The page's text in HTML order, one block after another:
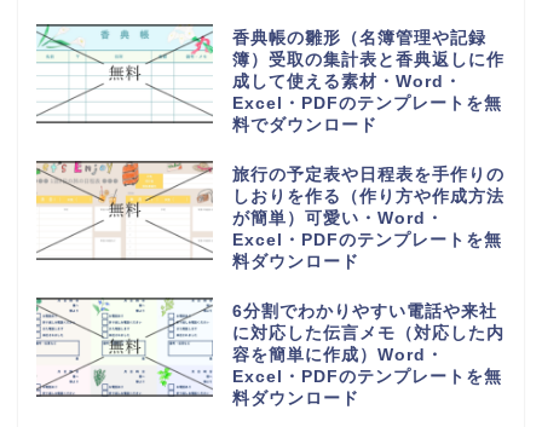
香典帳の雛形（名簿管理や記録
簿）受取の集計表と香典返しに作
成して使える素材・Word・
Excel・PDFのテンプレートを無
料でダウンロード
旅行の予定表や日程表を手作りの
しおりを作る（作り方や作成方法
が簡単）可愛い・Word・
Excel・PDFのテンプレートを無
料ダウンロード
6分割でわかりやすい電話や来社
に対応した伝言メモ（対応した内
容を簡単に作成）Word・
Excel・PDFのテンプレートを無
料ダウンロード